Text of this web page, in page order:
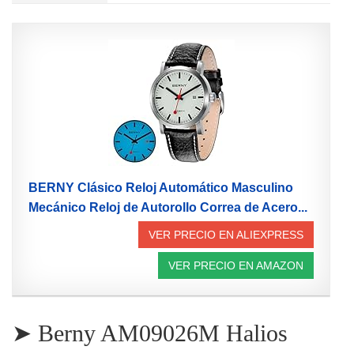
BERNY Clásico Reloj Automático Masculino
Mecánico Reloj de Autorollo Correa de Acero...
VER PRECIO EN ALIEXPRESS
VER PRECIO EN AMAZON
➤ Berny AM09026M Halios